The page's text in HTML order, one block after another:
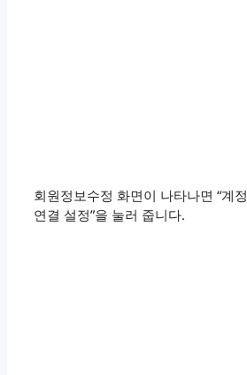
회원정보수정 화면이 나타나면 “계정
연결 설정”을 눌러 줍니다.